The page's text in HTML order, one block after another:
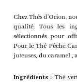
Chez Thés d’Orion,
qualité. Tous les
sélectionnés pour
Pour le Thé Pêche
juteuses, du caramel ,
Ingrédients : Thé